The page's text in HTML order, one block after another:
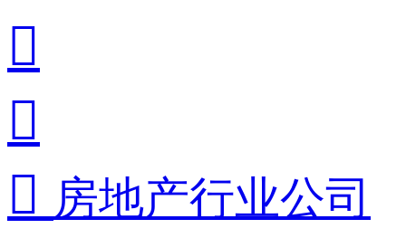


 房地产行业公司